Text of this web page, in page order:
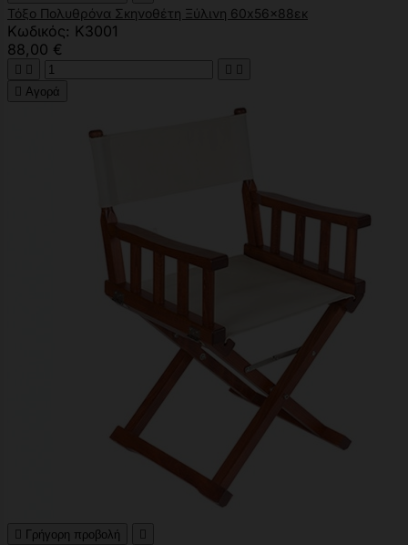
Τόξο Πολυθρόνα Σκηνοθέτη Ξύλινη 60x56x88εκ
Κωδικός: K3001
88,00 €
   
 Αγορά
 Γρήγορη προβολή 